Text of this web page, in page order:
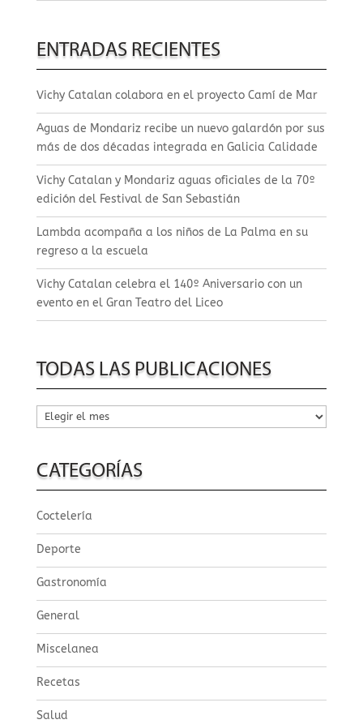
ENTRADAS RECIENTES
Vichy Catalan colabora en el proyecto Camí de Mar
Aguas de Mondariz recibe un nuevo galardón por sus
más de dos décadas integrada en Galicia Calidade
Vichy Catalan y Mondariz aguas oficiales de la 70º
edición del Festival de San Sebastián
Lambda acompaña a los niños de La Palma en su
regreso a la escuela
Vichy Catalan celebra el 140º Aniversario con un
evento en el Gran Teatro del Liceo
TODAS LAS PUBLICACIONES
Todas
las
CATEGORÍAS
Coctelería
Deporte
Gastronomía
General
Miscelanea
Recetas
Salud